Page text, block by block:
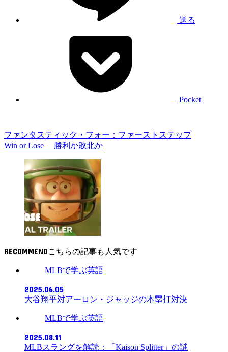
送る
Pocket
ファンタスティック・フォー：ファーストステップ
Win or Lose 勝利か敗北か
RECOMMEND
MLBで学ぶ英語
2025.06.05
大谷翔平対アーロン・ジャッジの本塁打対決
MLBで学ぶ英語
2025.08.11
MLBスラングを解読：「Kaison Splitter」の謎